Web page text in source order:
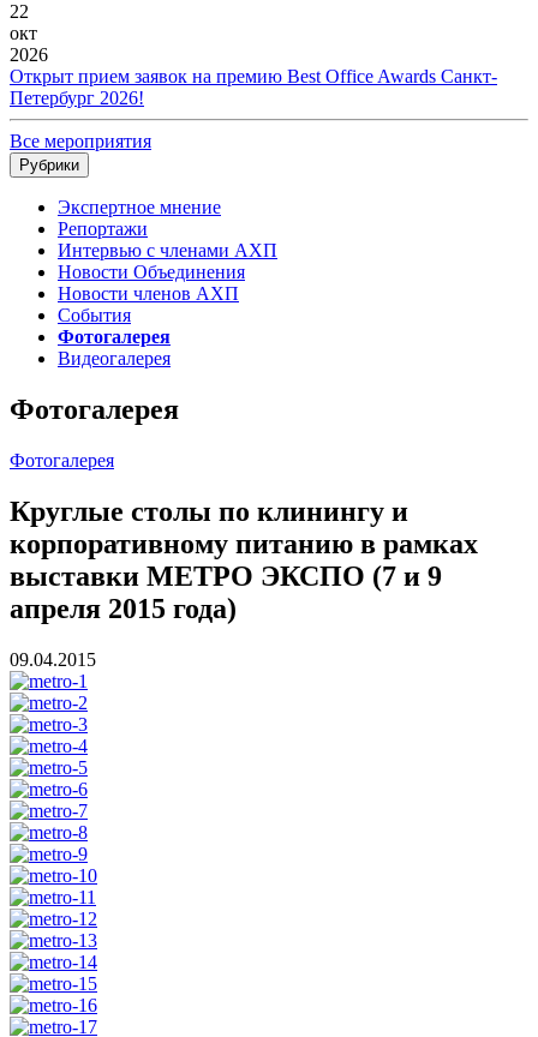
22
окт
2026
Открыт прием заявок на премию Best Office Awards Санкт-
Петербург 2026!
Все мероприятия
Рубрики
Экспертное мнение
Репортажи
Интервью с членами АХП
Новости Объединения
Новости членов АХП
События
Фотогалерея
Видеогалерея
Фотогалерея
Фотогалерея
Круглые столы по клинингу и
корпоративному питанию в рамках
выставки МЕТРО ЭКСПО (7 и 9
апреля 2015 года)
09.04.2015